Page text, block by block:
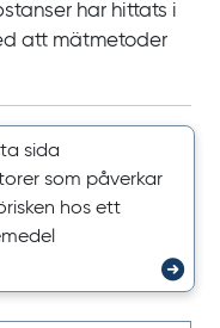
har hittats i
att mätmetoder
sida
som påverkar
hos ett